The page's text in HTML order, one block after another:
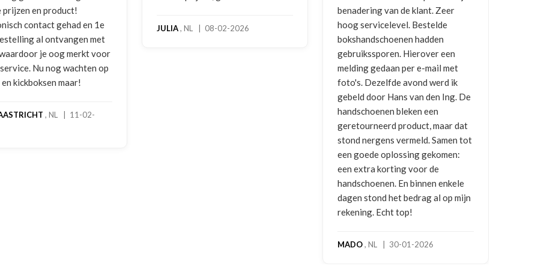
prijzen en product!
contact gehad en 1e
al ontvangen met
je oog merkt voor
Nu nog wachten op
kickboksen maar!
, NL | 11-02-
JULIA, NL | 08-02-2026
benadering van de klant. Zeer
hoog servicelevel. Bestelde
bokshandschoenen hadden
gebruikssporen. Hierover een
melding gedaan per e-mail met
foto's. Dezelfde avond werd ik
gebeld door Hans van den Ing. De
handschoenen bleken een
geretourneerd product, maar dat
stond nergens vermeld. Samen tot
een goede oplossing gekomen:
een extra korting voor de
handschoenen. En binnen enkele
dagen stond het bedrag al op mijn
rekening. Echt top!
MADO, NL | 30-01-2026